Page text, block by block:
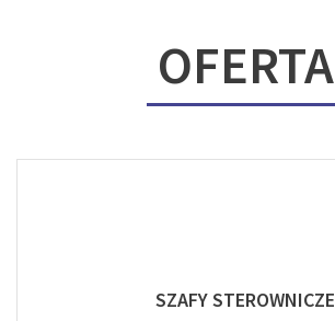
OFERTA
SZAFY STEROWNICZE